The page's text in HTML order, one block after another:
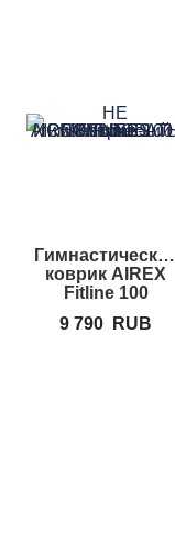
Гимнастический
коврик AIREX
Fitline 100
9 790
RUB